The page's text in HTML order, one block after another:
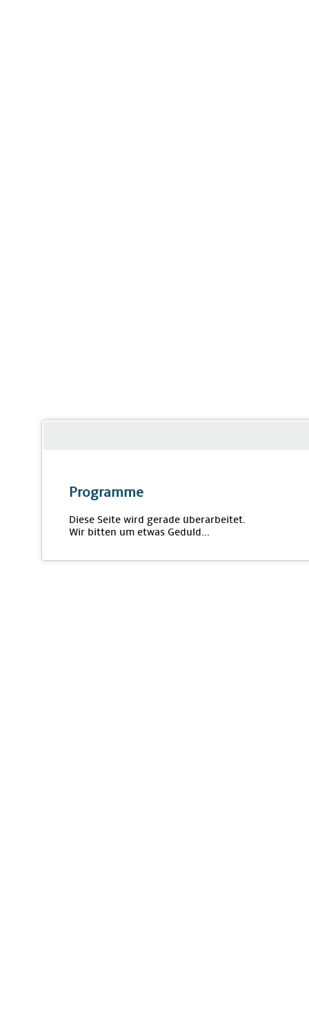
Programme
Diese Seite wird gerade überarbeitet.
Wir bitten um etwas Geduld...